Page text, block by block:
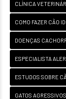
CLÍNICA
COMO FAZER CÃO
DOENÇAS
ESPECIALISTA
ESTUDOS SOBRE
GATOS